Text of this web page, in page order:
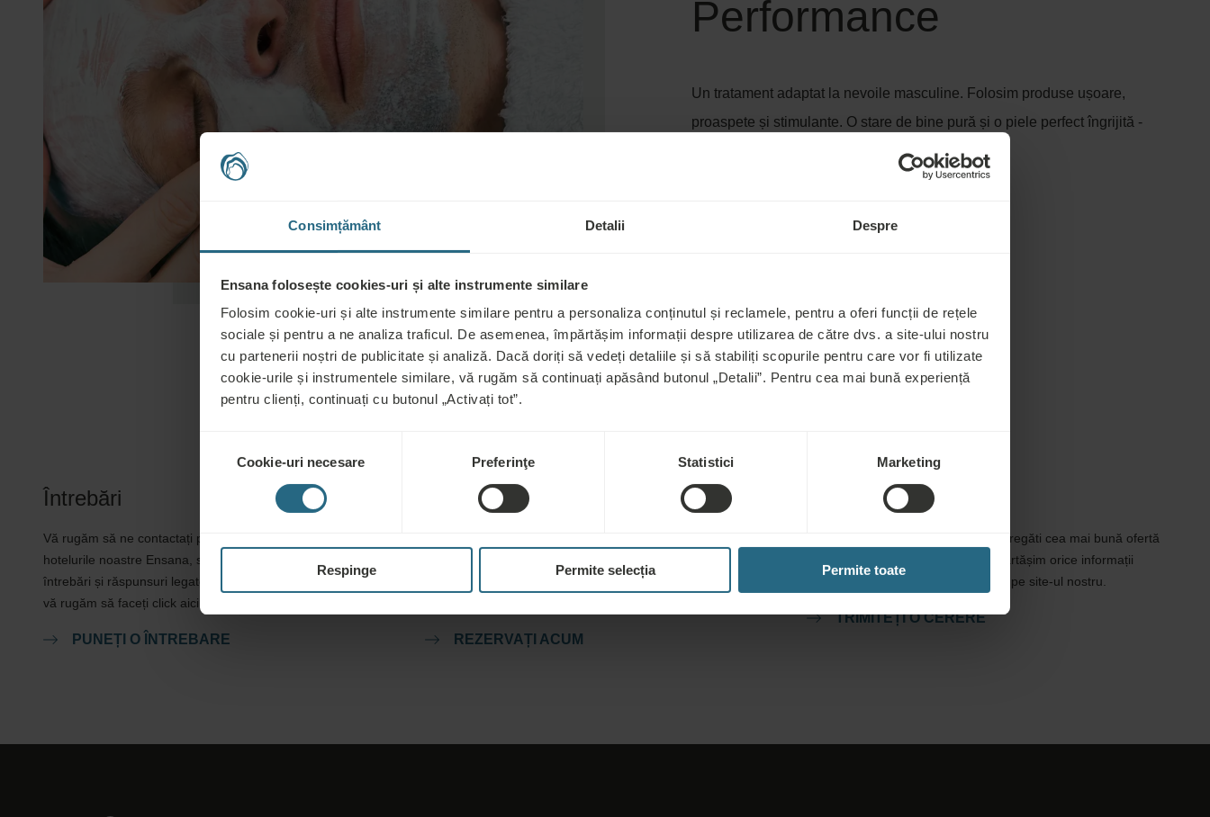
Consimțământ Detalii Despre
Ensana folosește cookies-uri și alte instrumente similare
Folosim cookie-uri și alte instrumente similare pentru a personaliza conținutul și reclamele, pentru a oferi funcții de rețele
sociale și pentru a ne analiza traficul. De asemenea, împărtășim informații despre utilizarea de către dvs. a site-ului nostru
cu partenerii noștri de publicitate și analiză. Dacă doriți să vedeți detaliile și să stabiliți scopurile pentru care vor fi utilizate
cookie-urile și instrumentele similare, vă rugăm să continuați apăsând butonul „Detalii”. Pentru cea mai bună experiență
pentru clienți, continuați cu butonul „Activați tot”.
consimțământului
Cookie-uri necesare Preferinţe Statistici Marketing
Respinge Permite selecția Permite toate
Performance
Un tratament adaptat la nevoile masculine. Folosim produse ușoare,
proaspete și stimulante. O stare de bine pură și o piele perfect îngrijită -
Întrebări
Vă rugăm să ne contactați pentru orice întrebare legată de
hotelurile noastre Ensana, sau de serviciile noastre. Pentru
întrebări și răspunsuri legate de programul nostru de loialitate,
vă rugăm să faceți click aici.
PUNEȚI O ÎNTREBARE
Rezervări
suplimentare sau pur și simplu doriți să primiți buletine
REZERVAȚI ACUM
Cerere ofertă
Trimiteți cererea dvs., pentru a vă pregăti cea mai bună ofertă
posibilă. Vom fi bucuroși să vă împărtășim orice informații
suplimentare pe care nu le-ați găsit pe site-ul nostru.
TRIMITEȚI O CERERE